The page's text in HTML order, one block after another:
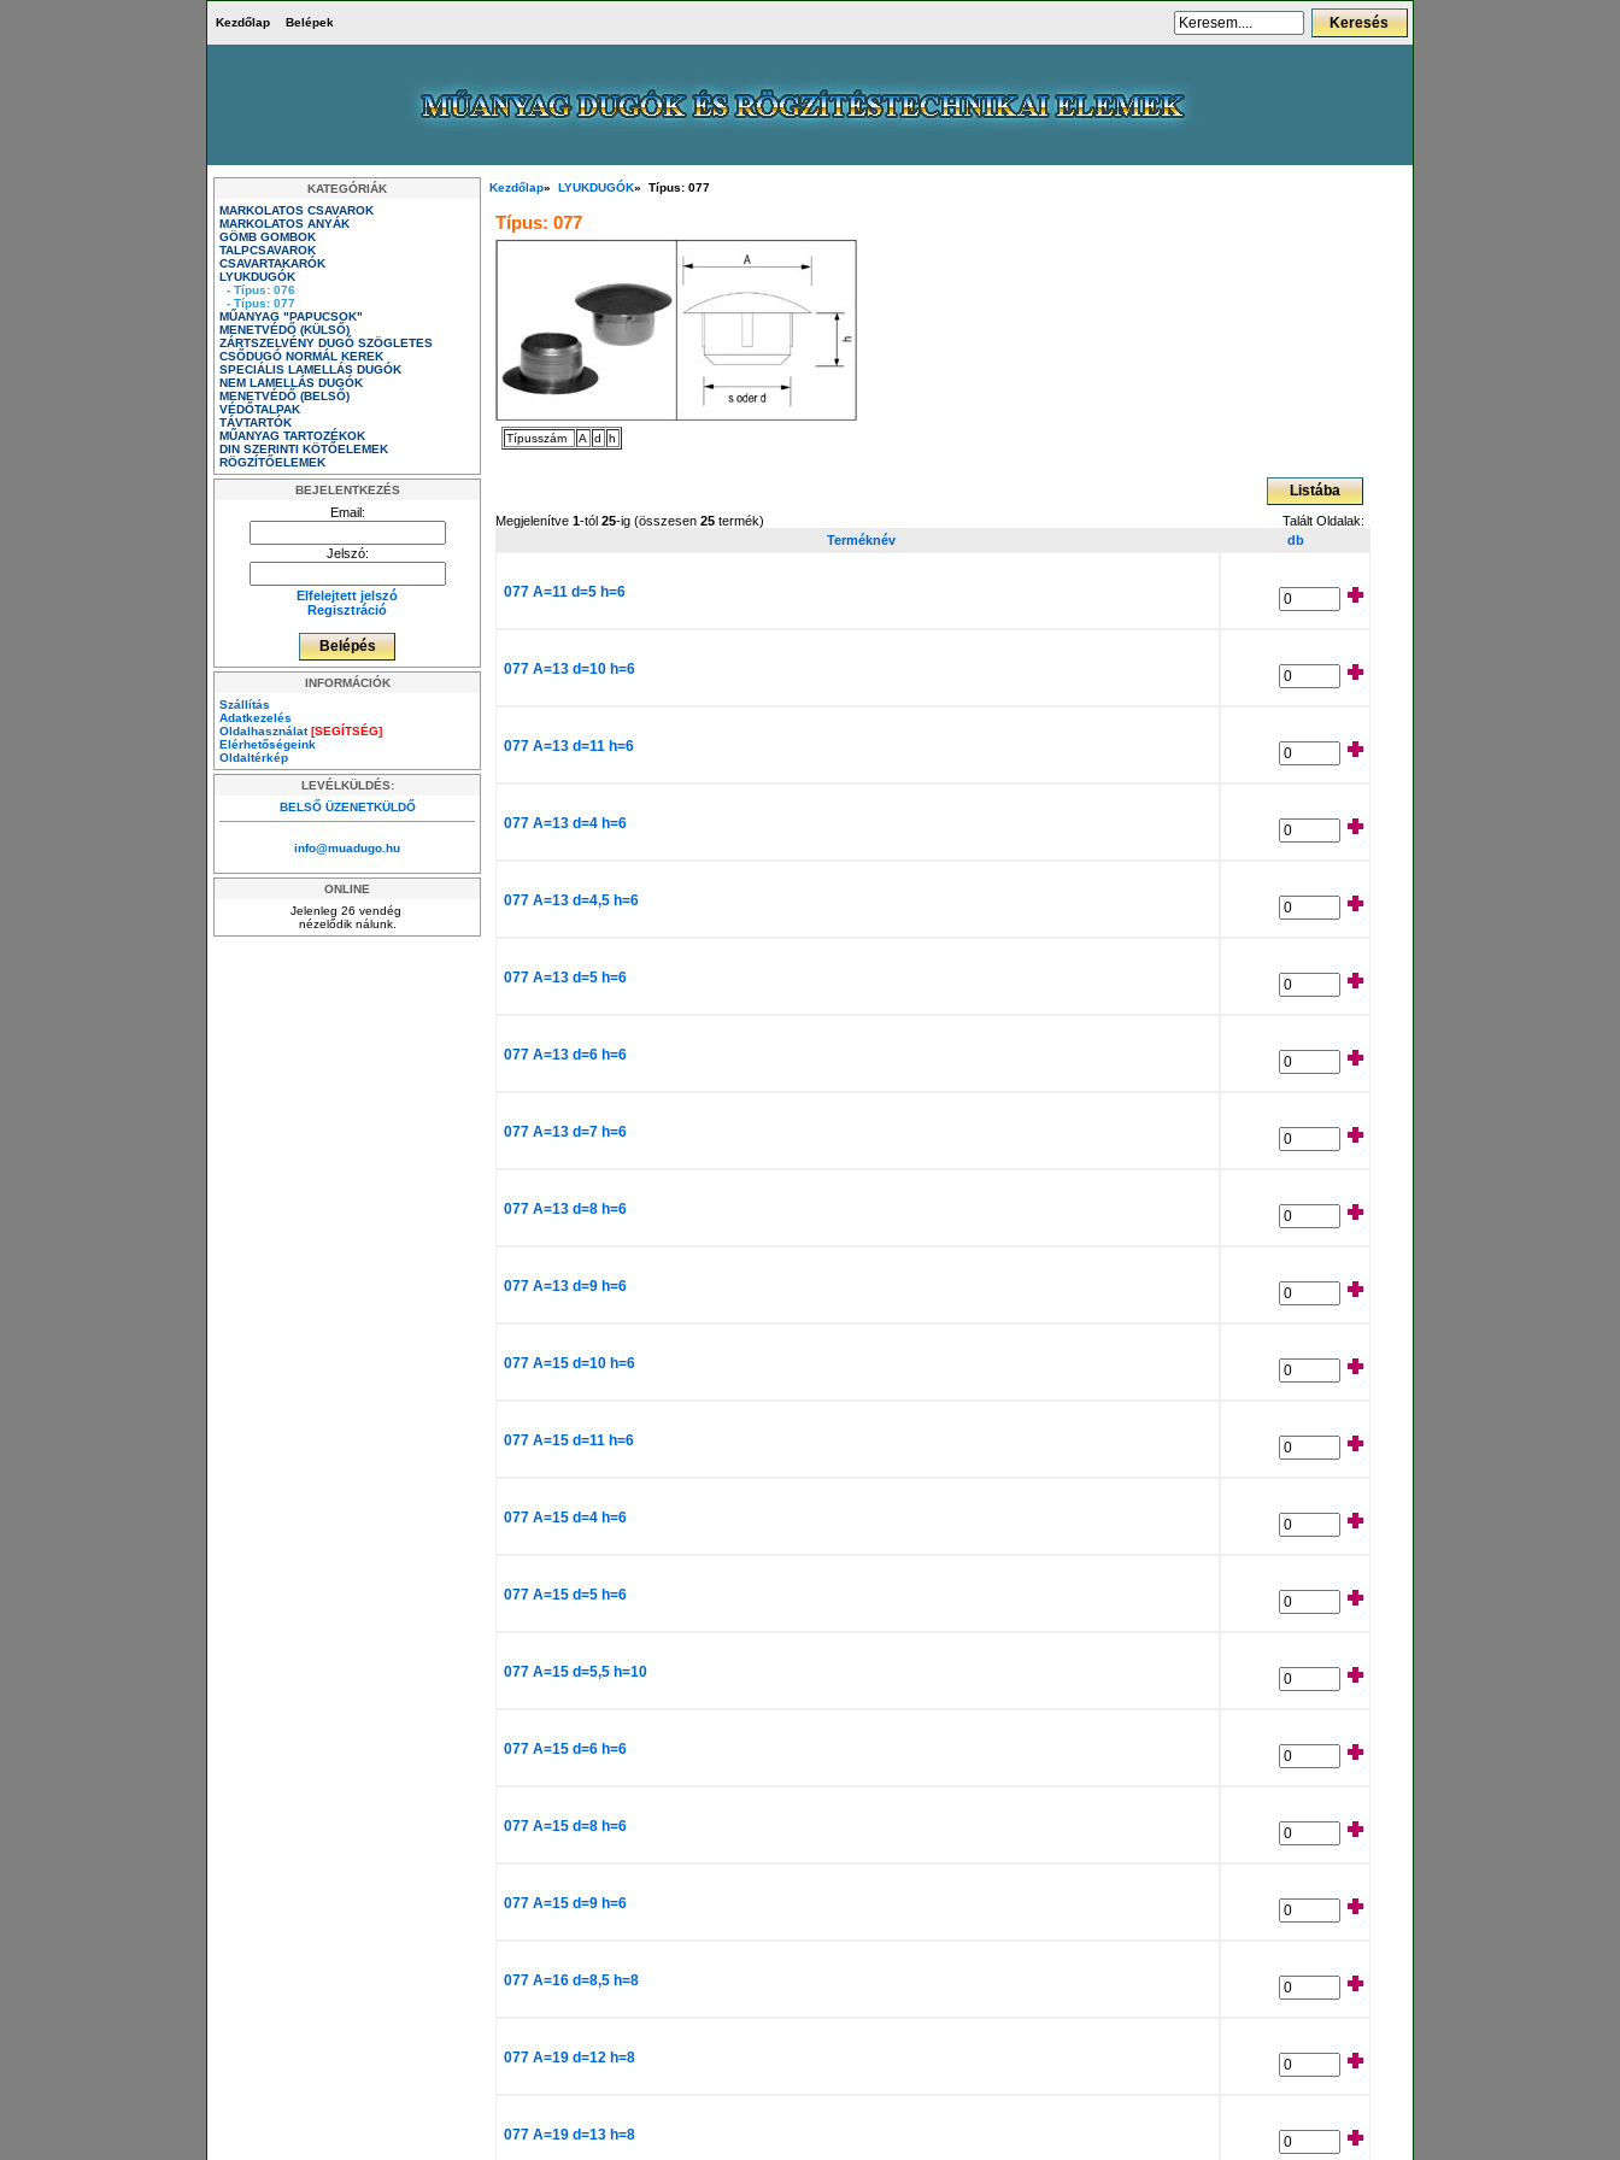
Kezdőlap Belépek
KATEGÓRIÁK
MARKOLATOS CSAVAROK
MARKOLATOS ANYÁK
GÖMB GOMBOK
TALPCSAVAROK
CSAVARTAKARÓK
LYUKDUGÓK
- Típus: 076
- Típus: 077
MŰANYAG "PAPUCSOK"
MENETVÉDŐ (KÜLSŐ)
ZÁRTSZELVÉNY DUGÓ SZÖGLETES
CSŐDUGÓ NORMÁL KEREK
SPECIÁLIS LAMELLÁS DUGÓK
NEM LAMELLÁS DUGÓK
MENETVÉDŐ (BELSŐ)
VÉDŐTALPAK
TÁVTARTÓK
MŰANYAG TARTOZÉKOK
DIN SZERINTI KÖTŐELEMEK
RÖGZÍTŐELEMEK
BEJELENTKEZÉS
Email:
Jelszó:
Elfelejtett jelszó
Regisztráció
INFORMÁCIÓK
Szállítás
Adatkezelés
Oldalhasználat[SEGÍTSÉG]
Elérhetőségeink
Oldaltérkép
LEVÉLKÜLDÉS:
BELSŐ ÜZENETKÜLDŐ
info@muadugo.hu
ONLINE
Jelenleg 26 vendég
nézelődik nálunk.
Kezdőlap» LYUKDUGÓK» Típus: 077
Típus: 077
Típusszám A d h
Megjelenítve1-tól25-ig (összesen25 termék)
Talált Oldalak:
Terméknév
db
077 A=11 d=5 h=6
077 A=13 d=10 h=6
077 A=13 d=11 h=6
077 A=13 d=4 h=6
077 A=13 d=4,5 h=6
077 A=13 d=5 h=6
077 A=13 d=6 h=6
077 A=13 d=7 h=6
077 A=13 d=8 h=6
077 A=13 d=9 h=6
077 A=15 d=10 h=6
077 A=15 d=11 h=6
077 A=15 d=4 h=6
077 A=15 d=5 h=6
077 A=15 d=5,5 h=10
077 A=15 d=6 h=6
077 A=15 d=8 h=6
077 A=15 d=9 h=6
077 A=16 d=8,5 h=8
077 A=19 d=12 h=8
077 A=19 d=13 h=8